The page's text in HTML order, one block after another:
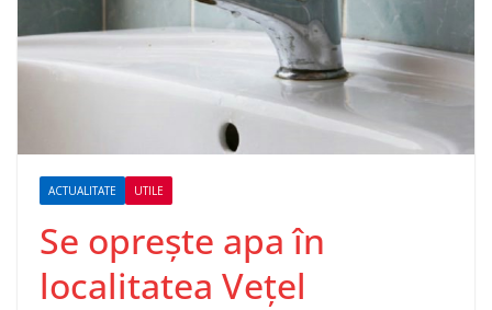
ACTUALITATE UTILE
Se oprește apa în
localitatea Vețel